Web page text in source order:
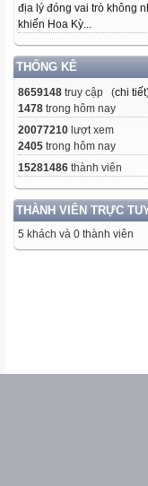
địa lý đóng vai trò không
khiến Hoa Kỳ...
THỐNG KÊ
8659148 truy cập (chi tiết
1478 trong hôm nay
20077210 lượt xem
2405 trong hôm nay
15281486 thành viên
THÀNH VIÊN TRỰC
5 khách và 0 thành viên